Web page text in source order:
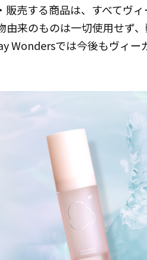
売する商品は、すべてヴィ
由来のものは一切使用せず
Wondersでは今後もヴィー